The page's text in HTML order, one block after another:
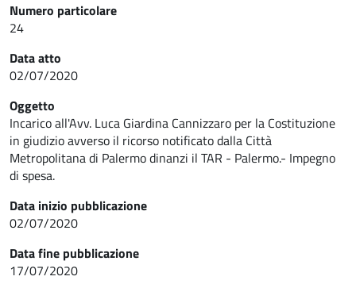
Numero particolare
24
Data atto
02/07/2020
Oggetto
Incarico all'Avv. Luca Giardina Cannizzaro per la Costituzione
in giudizio avverso il ricorso notificato dalla Città
Metropolitana di Palermo dinanzi il TAR - Palermo.- Impegno
di spesa.
Data inizio pubblicazione
02/07/2020
Data fine pubblicazione
17/07/2020